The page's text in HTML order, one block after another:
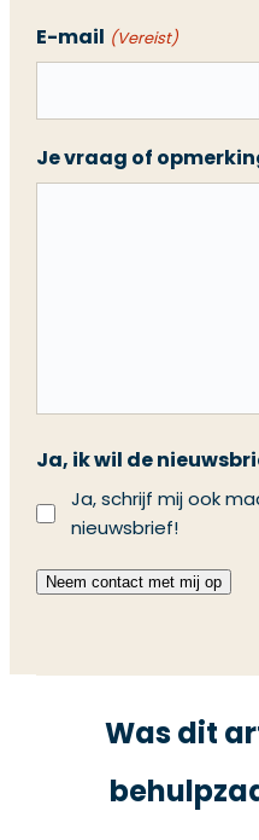
E-mail (Vereist)
Je vraag of
Ja, ik wil de
Ja, schrijf mij ook
nieuwsbrief!
Neem contact met mij op
Was dit